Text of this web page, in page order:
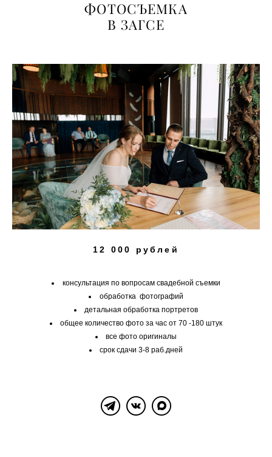
ФОТОСЪЕМКА
В ЗАГСЕ
12 000 рублей
консультация по вопросам свадебной съемки
обработка фотографий
детальная обработка портретов
общее количество фото за час от 70 -180 штук
все фото оригиналы
срок сдачи 3-8 раб.дней